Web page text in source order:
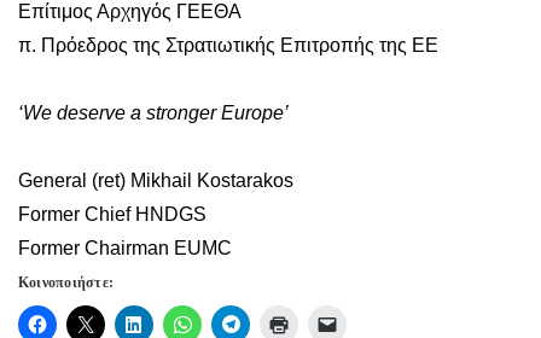
Επίτιμος Αρχηγός ΓΕΕΘΑ
π. Πρόεδρος της Στρατιωτικής Επιτροπής της ΕΕ
‘We deserve a stronger Europe’
General (ret) Mikhail Kostarakos
Former Chief HNDGS
Former Chairman EUMC
Κοινοποιήστε: